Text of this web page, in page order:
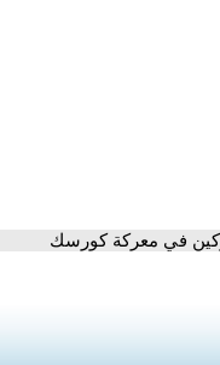
في معركة كورسك